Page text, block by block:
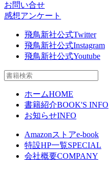
お問い合せ
感想アンケート
飛鳥新社公式Twitter
飛鳥新社公式Instagram
飛鳥新社公式Youtube
ホームHOME
書籍紹介BOOK'S INFO
お知らせINFO
Amazonストアe-book
特設HP一覧SPECIAL
会社概要COMPANY